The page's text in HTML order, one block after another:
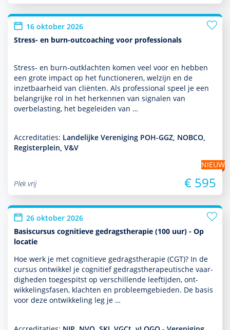
16 oktober 2026
Stress- en burn-outcoaching voor professionals
Stress- en burn-outklachten komen veel voor en hebben
een grote impact op het functio­neren, welzijn en de
inzetbaarheid van cliënten. Als professional speel je een
belang­rijke rol in het herkennen van signalen van
overbelasting, het bege­leiden van …
Accreditaties: Landelijke Vereniging POH-GGZ, NOBCO,
Registerplein, V&V
NIEUW
Plek vrij
€ 595
26 oktober 2026
Basiscursus cognitieve gedragstherapie (100 uur) - Op
locatie
Hoe werk je met cogni­tieve gedrags­thera­pie (CGT)? In de
cursus ontwik­kel je cognitief gedrags­thera­peu­tische vaar­
dig­heden toegespitst op ver­schil­lende leeftijden, ont­
wikke­lingsfasen, klachten en probleemgebieden. De basis
voor deze ont­wikke­ling leg je …